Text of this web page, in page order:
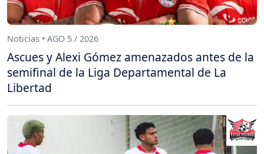
Noticias • AGO 5 / 2026
Ascues y Alexi Gómez amenazados antes de la
semifinal de la Liga Departamental de La
Libertad